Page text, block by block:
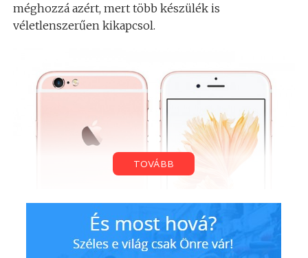
méghozzá azért, mert több készülék is
véletlenszerűen kikapcsol.
TOVÁBB